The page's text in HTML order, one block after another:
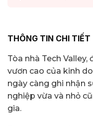
THÔNG TIN CHI TIẾT
Tòa nhà Tech
vươn cao của kinh
ngày càng ghi nhận
nghiệp vừa và nhỏ
gia.